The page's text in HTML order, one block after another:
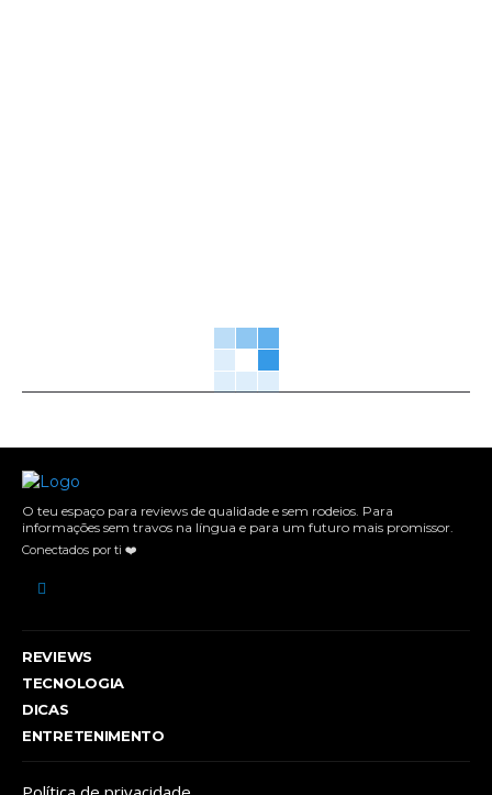
O teu espaço para reviews de qualidade e sem rodeios. Para
informações sem travos na língua e para um futuro mais promissor.
Conectados por ti ❤️
REVIEWS
TECNOLOGIA
DICAS
ENTRETENIMENTO